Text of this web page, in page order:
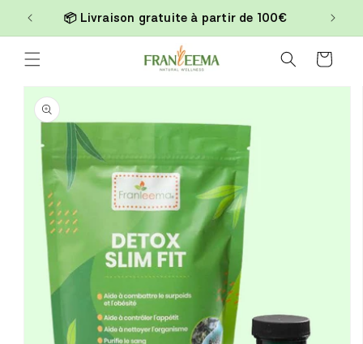
passer
au
📦 Livraison gratuite à partir de 100€
Panier
Passer aux
informations
produits